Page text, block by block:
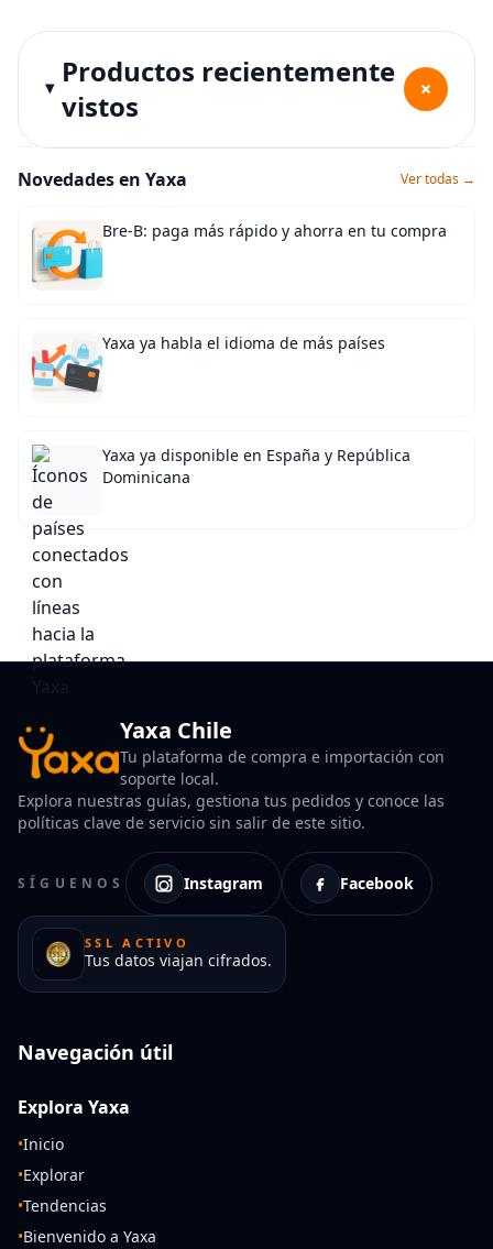
Productos recientemente
vistos
+
Novedades en Yaxa Ver todas →
Bre-B: paga más rápido y ahorra en tu compra
Yaxa ya habla el idioma de más países
Yaxa ya disponible en España y República
Dominicana
Yaxa Chile
Tu plataforma de compra e importación con
soporte local.
Explora nuestras guías, gestiona tus pedidos y conoce las
políticas clave de servicio sin salir de este sitio.
SÍGUENOS Instagram Facebook
SSL ACTIVO
Tus datos viajan cifrados.
Navegación útil
Explora Yaxa
•Inicio
•Explorar
•Tendencias
•Bienvenido a Yaxa